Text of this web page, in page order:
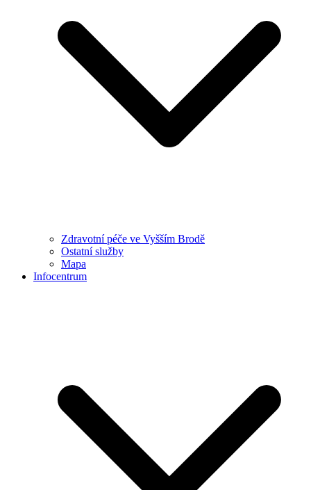
Zdravotní péče ve Vyšším Brodě
Ostatní služby
Mapa
Infocentrum